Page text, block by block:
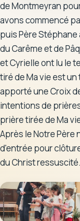
Règlement
Activités
Le personnel
L'APEL
L'OGEC
Tarifs
de Montmeyran
avons commencé
puis Père
du Carême et de
et Cyrielle ont lu le
tiré de Ma vie est
apporté une Croix
intentions de
prière tirée de Ma
Après le Notre Père
d'entrée pour
du Christ ressuscité.